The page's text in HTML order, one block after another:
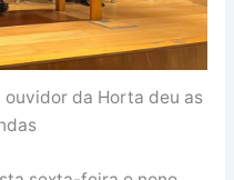
da Horta deu as